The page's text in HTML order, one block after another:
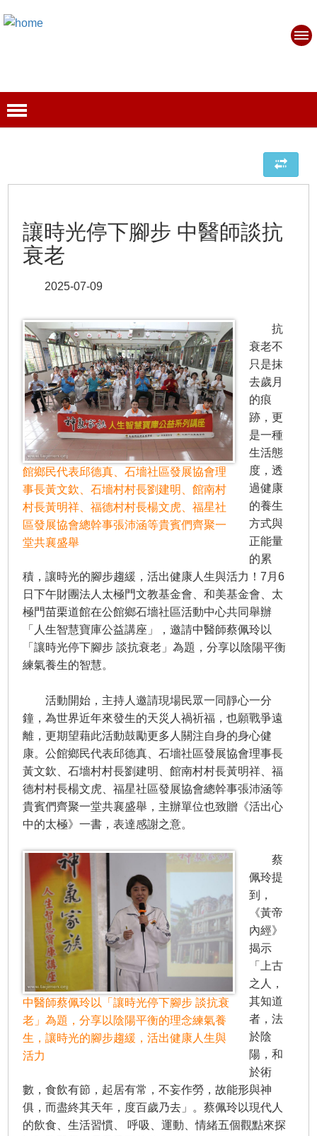
讓時光停下腳步 中醫師談抗
衰老
2025-07-09
館鄉民代表邱德真、石墻社區發展協會理
事長黃文欽、石墻村村長劉建明、館南村
村長黃明祥、福德村村長楊文虎、福星社
區發展協會總幹事張沛涵等貴賓們齊聚一
堂共襄盛舉
抗
衰老不
只是抹
去歲月
的痕
跡，更
是一種
生活態
度，透
過健康
的養生
方式與
正能量
的累
積，讓時光的腳步趨緩，活出健康人生與活力！7月6
日下午財團法人太極門文教基金會、和美基金會、太
極門苗栗道館在公館鄉石墻社區活動中心共同舉辦
「人生智慧寶庫公益講座」，邀請中醫師蔡佩玲以
「讓時光停下腳步 談抗衰老」為題，分享以陰陽平衡
練氣養生的智慧。
活動開始，主持人邀請現場民眾一同靜心一分
鐘，為世界近年來發生的天災人禍祈福，也願戰爭遠
離，更期望藉此活動鼓勵更多人關注自身的身心健
康。公館鄉民代表邱德真、石墻社區發展協會理事長
黃文欽、石墻村村長劉建明、館南村村長黃明祥、福
德村村長楊文虎、福星社區發展協會總幹事張沛涵等
貴賓們齊聚一堂共襄盛舉，主辦單位也致贈《活出心
中的太極》一書，表達感謝之意。
中醫師蔡佩玲以「讓時光停下腳步 談抗衰
老」為題，分享以陰陽平衡的理念練氣養
生，讓時光的腳步趨緩，活出健康人生與
活力
蔡
佩玲提
到，
《黃帝
內經》
揭示
「上古
之人，
其知道
者，法
於陰
陽，和
於術
數，食飲有節，起居有常，不妄作勞，故能形與神
俱，而盡終其天年，度百歲乃去」。蔡佩玲以現代人
的飲食、生活習慣、 呼吸、運動、情緒五個觀點來探